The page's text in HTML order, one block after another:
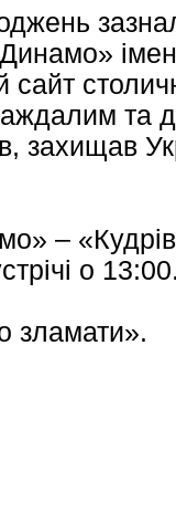
сайт
та
захищав
–
о
зламати».